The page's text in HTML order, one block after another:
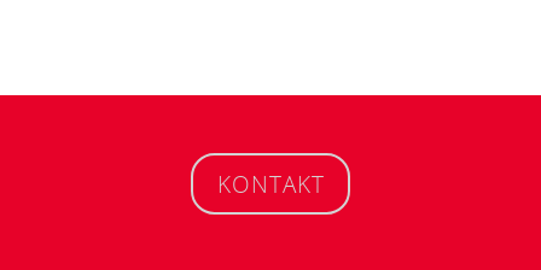
KONTAKT